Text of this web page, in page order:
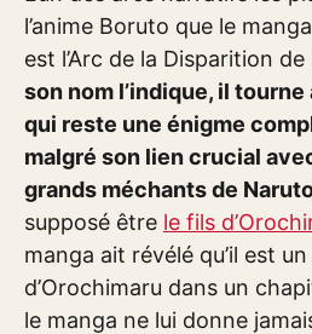
l’anime Boruto que le
est l’Arc de la Disparition
son nom l’indique, il
qui reste une énigme
malgré son lien crucial
grands méchants de
supposé être le fils
manga ait révélé qu’il est
d’Orochimaru dans un
le manga ne lui donne